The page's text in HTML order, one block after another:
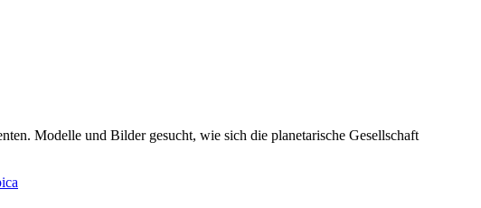
Modelle und Bilder gesucht, wie sich die planetarische Gesellschaft